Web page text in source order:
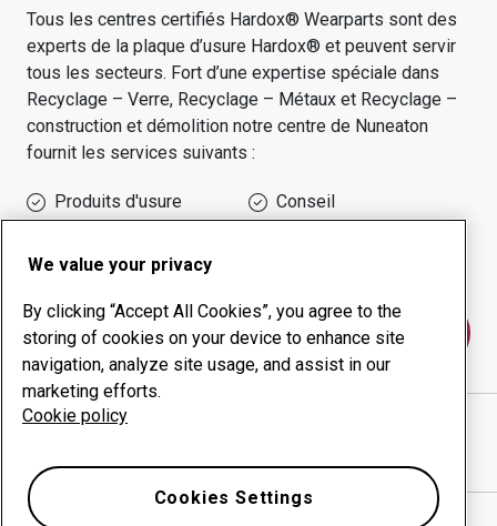
Tous les centres certifiés Hardox® Wearparts sont des
experts de la plaque d’usure Hardox® et peuvent servir
tous les secteurs. Fort d’une expertise spéciale dans
Recyclage – Verre, Recyclage – Métaux et Recyclage –
construction et démolition notre centre de Nuneaton
fournit les services suivants :
Produits d'usure
Conseil
disponibilité
Contactez-nous
STEELPRO LIMITED
We value your privacy
By clicking “Accept All Cookies”, you agree to the
storing of cookies on your device to enhance site
navigation, analyze site usage, and assist in our
marketing efforts.
Cookie policy
Cookies Settings